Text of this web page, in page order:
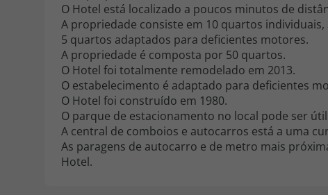
O Hotel está localizado a poucos minutos de
A propriedade consiste em 10 quartos
5 quartos adaptados para deficientes motores.
A propriedade é composta por 50 quartos.
O Hotel foi totalmente remodelado em 2013.
O estabelecimento é adaptado para deficientes
O Hotel foi construído em 1980.
O parque de estacionamento no local pode ser
A central de comboios e autocarros está a uma
As paragens de autocarro e de metro mais
Hotel.